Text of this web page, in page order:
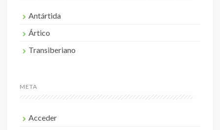
Antártida
Ártico
Transiberiano
META
Acceder